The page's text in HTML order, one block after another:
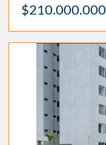
$210.000.000